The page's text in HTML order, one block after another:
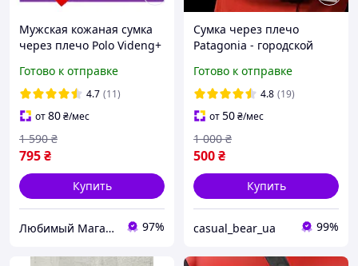
Мужская кожаная сумка
через плечо Polo Videng+
Барсетка. Оригинал
Готово к отправке
4.7 (11)
от80₴/мес
795₴
1 590 ₴
Купить
Любимый Магазин 97%
Сумка через плечо
Patagonia - городской
Барсетка Черный
Готово к отправке
4.8 (19)
от50₴/мес
500₴
1 000 ₴
Купить
casual_bear_ua 99%